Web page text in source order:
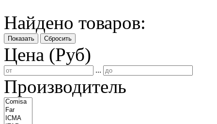
Найдено товаров:
Показать Сбросить
Цена (Руб)
...
Производитель